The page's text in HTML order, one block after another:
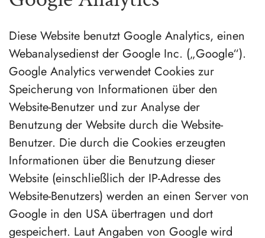
Diese Website benutzt Google Analytics, einen
Webanalysedienst der Google Inc. („Google“).
Google Analytics verwendet Cookies zur
Speicherung von Informationen über den
Website-Benutzer und zur Analyse der
Benutzung der Website durch die Website-
Benutzer. Die durch die Cookies erzeugten
Informationen über die Benutzung dieser
Website (einschließlich der IP-Adresse des
Website-Benutzers) werden an einen Server von
Google in den USA übertragen und dort
gespeichert. Laut Angaben von Google wird